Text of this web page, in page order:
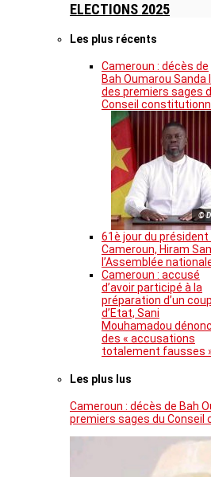
ELECTIONS 2025
Les plus récents
Cameroun : décès de
Bah Oumarou Sanda
des premiers sages
Conseil
©
61è jour du président
Cameroun, Hiram
l’Assemblée
Cameroun : accusé
d’avoir participé à la
préparation d’un coup
d’Etat, Sani
Mouhamadou
des « accusations
totalement fausses
Les plus lus
Cameroun : décès de Bah
premiers sages du Conseil